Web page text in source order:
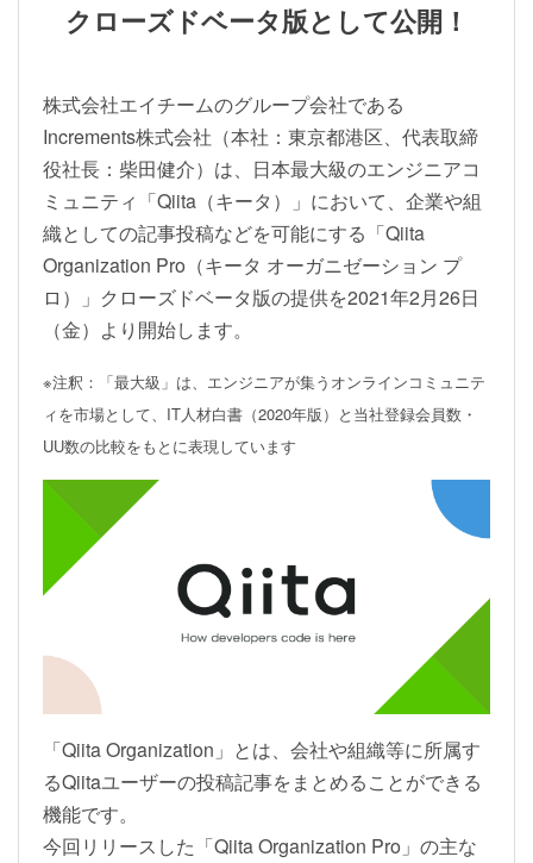
クローズドベータ版として公開！
株式会社エイチームのグループ会社である
Increments株式会社（本社：東京都港区、代表取締
役社長：柴田健介）は、日本最大級のエンジニアコ
ミュニティ「Qiita（キータ）」において、企業や組
織としての記事投稿などを可能にする「Qiita
Organization Pro（キータ オーガニゼーション プ
ロ）」クローズドベータ版の提供を2021年2月26日
（金）より開始します。
※注釈：「最大級」は、エンジニアが集うオンラインコミュニテ
ィを市場として、IT人材白書（2020年版）と当社登録会員数・
UU数の比較をもとに表現しています
「Qiita Organization」とは、会社や組織等に所属す
るQiitaユーザーの投稿記事をまとめることができる
機能です。
今回リリースした「Qiita Organization Pro」の主な